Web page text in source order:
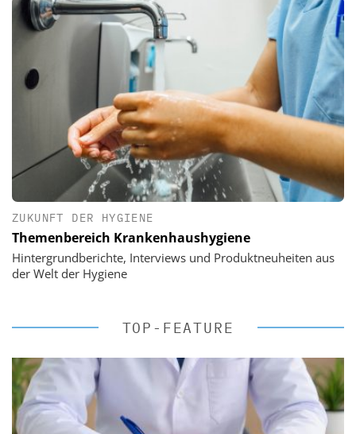
ZUKUNFT DER HYGIENE
Themenbereich Krankenhaushygiene
Hintergrundberichte, Interviews und Produktneuheiten aus
der Welt der Hygiene
TOP-FEATURE